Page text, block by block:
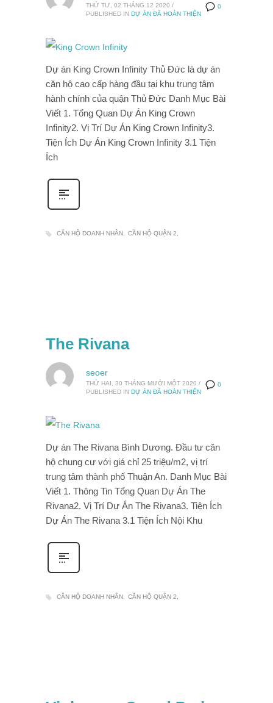
0
THỨ TƯ, 02 THÁNG 12 2020 /
PUBLISHED IN DỰ ÁN ĐÃ HOÀN THIỆN
Dự án King Crown Infinity Thủ Đức là dự án
căn hộ cao cấp hàng đầu tại khu trung tâm
hành chính của quận Thủ Đức Danh Mục Bài
Viết 1. Tổng Quan Dự Án King Crown
Infinity2. Vị Trí Dự Án King Crown Infinity3.
Tiện Ích Dự Án King Crown Infinity 3.1 Tiện
Ích
CĂN HỘ DOANH NHÂN CĂN HỘ QUẬN 2
The Rivana
0
seoer
THỨ HAI, 30 THÁNG MƯỜI MỘT 2020 /
PUBLISHED IN DỰ ÁN ĐÃ HOÀN THIỆN
Dự án The Rivana Bình Dương. Đầu tư căn
hộ chung cư với giá chỉ 25 triệu/m2, vị trí
trung tâm thành phố Thuận An. Danh Mục Bài
Viết 1. Thông Tin Tổng Quan Dự Án The
Rivana2. Vị Trí Dự Án The Rivana3. Tiện Ích
Dự Án The Rivana 3.1 Tiện Ích Nội Khu
CĂN HỘ DOANH NHÂN CĂN HỘ QUẬN 2